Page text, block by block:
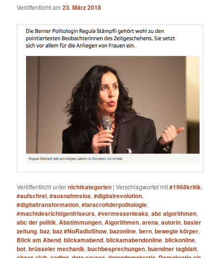
Veröffentlicht am23. März 2018
Veröffentlicht unternichtkategorien |Verschlagwortet mit#1968kritik,
#aufschrei,#ausnahmslos,#digitalrevolution,
#digitaltransformation,#laracroftderpolitologie,
#machtdesrichtigenfriseurs,#vermessenleaks,abc algorithmen,
abc der politik,Abstimmungen,Algorithmen,arena,autorin,basler
zeitung,baz,baz #NoRadioShow,bazonline,bern,bewegte körper,
Blick am Abend,blickamabend,blickamabendonline,blickonline,
bot,brüsseler mechanik,buchbesprechungen,buendner tagblatt,